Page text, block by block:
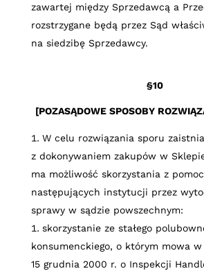
zawartej między Sprzedawcą a
rozstrzygane będą przez Sąd
na siedzibę Sprzedawcy.
§10
[POZASĄDOWE SPOSOBY
W celu rozwiązania sporu
z dokonywaniem zakupów w
ma możliwość skorzystania z
następujących instytucji przez
sprawy w sądzie powszechnym:
skorzystanie ze stałego
konsumenckiego, o którym mowa
15 grudnia 2000 r. o Inspekcji